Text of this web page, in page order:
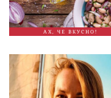
АХ, ЧЕ ВКУСНО!